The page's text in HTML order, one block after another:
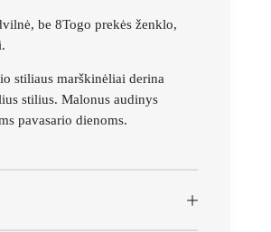
be 8Togo prekės ženklo,
stiliaus marškinėliai derina
stilius. Malonus audinys
pavasario dienoms.